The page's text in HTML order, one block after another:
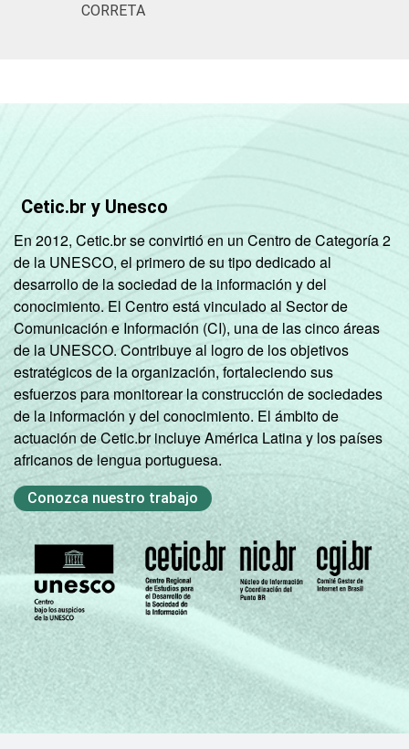
CORRETA
Cetic.br y Unesco
En 2012, Cetic.br se convirtió en un Centro de Categoría 2
de la UNESCO, el primero de su tipo dedicado al
desarrollo de la sociedad de la información y del
conocimiento. El Centro está vinculado al Sector de
Comunicación e Información (CI), una de las cinco áreas
de la UNESCO. Contribuye al logro de los objetivos
estratégicos de la organización, fortaleciendo sus
esfuerzos para monitorear la construcción de sociedades
de la información y del conocimiento. El ámbito de
actuación de Cetic.br incluye América Latina y los países
africanos de lengua portuguesa.
Conozca nuestro trabajo